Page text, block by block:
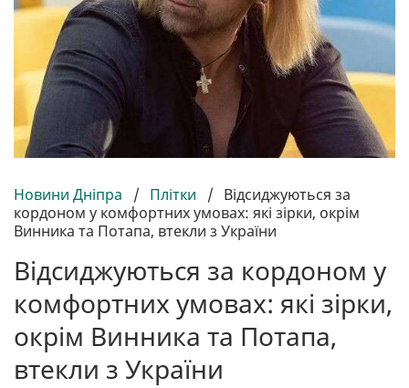
Новини Дніпра / Плітки / Відсиджуються за
кордоном у комфортних умовах: які зірки, окрім
Винника та Потапа, втекли з України
Відсиджуються за кордоном у
комфортних умовах: які зірки,
окрім Винника та Потапа,
втекли з України